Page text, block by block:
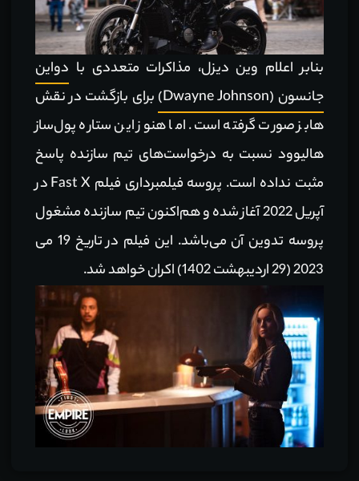
بنابر اعلام وین دیزل، مذاکرات متعددی با دواین
جانسون (Dwayne Johnson)
برای بازگشت در نقش
هابز صورت گرفته است. اما هنوز این ستاره پول‌ساز
هالیوود نسبت به درخواست‌های تیم سازنده پاسخ
مثبت نداده است. پروسه فیلمبرداری فیلم Fast X در
آپریل 2022 آغاز شده و هم‌اکنون تیم سازنده مشغول
پروسه تدوین آن می‌باشد. این فیلم در تاریخ 19 می
2023 (29 اردیبهشت 1402) اکران خواهد شد.